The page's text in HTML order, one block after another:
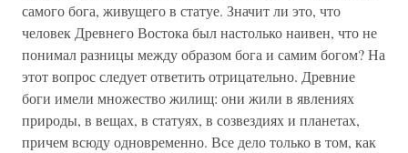
самого бога, живущего в статуе. Значит ли это, что
человек Древнего Востока был настолько наивен, что не
понимал разницы между образом бога и самим богом? На
этот вопрос следует ответить отрицательно. Древние
боги имели множество жилищ: они жили в явлениях
природы, в вещах, в статуях, в созвездиях и планетах,
причем всюду одновременно. Все дело только в том, как